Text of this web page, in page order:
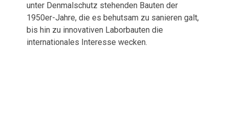
unter Denmalschutz stehenden Bauten der
1950er-Jahre, die es behutsam zu sanieren galt,
bis hin zu innovativen Laborbauten die
internationales Interesse wecken.